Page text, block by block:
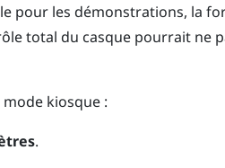
pour les démonstrations, la
total du casque pourrait ne
kiosque :
.